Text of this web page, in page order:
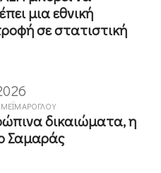
μια εθνική
σε στατιστική
δικαιώματα, η
Σαμαράς